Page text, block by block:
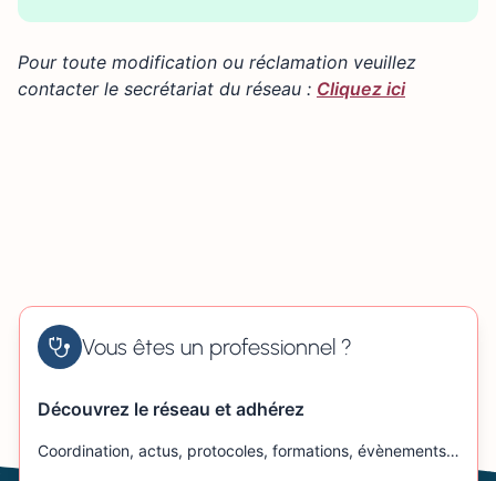
×
−
Pour toute modification ou réclamation veuillez
contacter le secrétariat du réseau : Cliquez ici
Vous êtes un professionnel ?
Découvrez le réseau et adhérez
Coordination, actus, protocoles, formations, évènements…